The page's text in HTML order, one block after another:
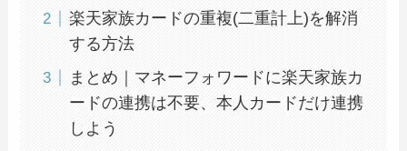
楽天家族カードの重複(二重計上)を解消
する方法
まとめ｜マネーフォワードに楽天家族カ
ードの連携は不要、本人カードだけ連携
しよう